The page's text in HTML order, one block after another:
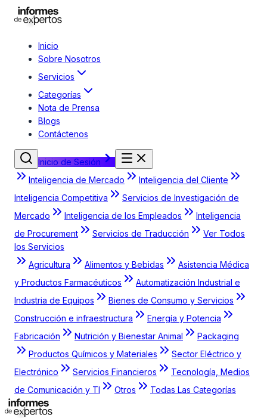
Inicio
Sobre Nosotros
Servicios
Categorías
Nota de Prensa
Blogs
Contáctenos
Inicio de Sesión
Inteligencia de Mercado
Inteligencia del Cliente
Inteligencia Competitiva
Servicios de Investigación de
Mercado
Inteligencia de los Empleados
Inteligencia
de Procurement
Servicios de Traducción
Ver Todos
los Servicios
Agricultura
Alimentos y Bebidas
Asistencia Médica
y Productos Farmacéuticos
Automatización Industrial e
Industria de Equipos
Bienes de Consumo y Servicios
Construcción e infraestructura
Energía y Potencia
Fabricación
Nutrición y Bienestar Animal
Packaging
Productos Químicos y Materiales
Sector Eléctrico y
Electrónico
Servicios Financieros
Tecnología, Medios
de Comunicación y TI
Otros Todas Las Categorías